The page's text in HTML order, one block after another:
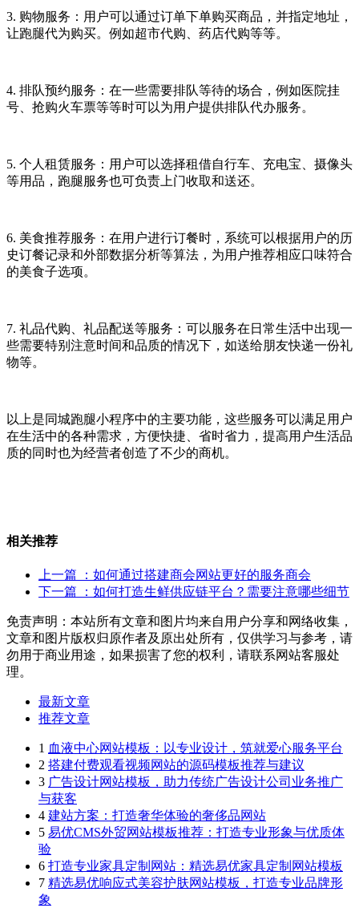
3. 购物服务：用户可以通过订单下单购买商品，并指定地址，
让跑腿代为购买。例如超市代购、药店代购等等。
4. 排队预约服务：在一些需要排队等待的场合，例如医院挂
号、抢购火车票等等时可以为用户提供排队代办服务。
5. 个人租赁服务：用户可以选择租借自行车、充电宝、摄像头
等用品，跑腿服务也可负责上门收取和送还。
6. 美食推荐服务：在用户进行订餐时，系统可以根据用户的历
史订餐记录和外部数据分析等算法，为用户推荐相应口味符合
的美食子选项。
7. 礼品代购、礼品配送等服务：可以服务在日常生活中出现一
些需要特别注意时间和品质的情况下，如送给朋友快递一份礼
物等。
以上是同城跑腿小程序中的主要功能，这些服务可以满足用户
在生活中的各种需求，方便快捷、省时省力，提高用户生活品
质的同时也为经营者创造了不少的商机。
相关推荐
上一篇
：如何通过搭建商会网站更好的服务商会
下一篇
：如何打造生鲜供应链平台？需要注意哪些细节
免责声明：本站所有文章和图片均来自用户分享和网络收集，
文章和图片版权归原作者及原出处所有，仅供学习与参考，请
勿用于商业用途，如果损害了您的权利，请联系网站客服处
理。
最新文章
推荐文章
1 血液中心网站模板：以专业设计，筑就爱心服务平台
2 搭建付费观看视频网站的源码模板推荐与建议
3 广告设计网站模板，助力传统广告设计公司业务推广
与获客
4 建站方案：打造奢华体验的奢侈品网站
5 易优CMS外贸网站模板推荐：打造专业形象与优质体
验
6 打造专业家具定制网站：精选易优家具定制网站模板
7 精选易优响应式美容护肤网站模板，打造专业品牌形
象